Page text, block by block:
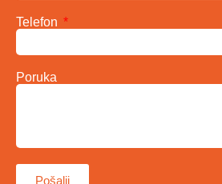
Telefon
Poruka
Pošalji